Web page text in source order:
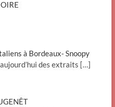
à Bordeaux- Snoopy
des extraits […]